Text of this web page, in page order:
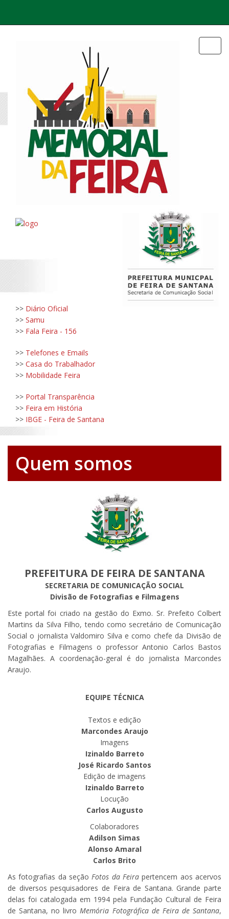
>> Diário Oficial
>> Samu
>> Fala Feira - 156
>> Telefones e Emails
>> Casa do Trabalhador
>> Mobilidade Feira
>> Portal Transparência
>> Feira em História
>> IBGE - Feira de Santana
Quem somos
PREFEITURA DE FEIRA DE SANTANA
SECRETARIA DE COMUNICAÇÃO SOCIAL
Divisão de Fotografias e Filmagens
Este portal foi criado na gestão do Exmo. Sr. Prefeito Colbert
Martins da Silva Filho, tendo como secretário de Comunicação
Social o jornalista Valdomiro Silva e como chefe da Divisão de
Fotografias e Filmagens o professor Antonio Carlos Bastos
Magalhães. A coordenação-geral é do jornalista Marcondes
Araujo.
EQUIPE TÉCNICA
Textos e edição
Marcondes Araujo
Imagens
Izinaldo Barreto
José Ricardo Santos
Edição de imagens
Izinaldo Barreto
Locução
Carlos Augusto
Colaboradores
Adilson Simas
Alonso Amaral
Carlos Brito
As fotografias da seçãoFotos da Feirapertencem aos acervos
de diversos pesquisadores de Feira de Santana. Grande parte
delas foi catalogada em 1994 pela Fundação Cultural de Feira
de Santana, no livroMemória Fotográfica de Feira de Santana,